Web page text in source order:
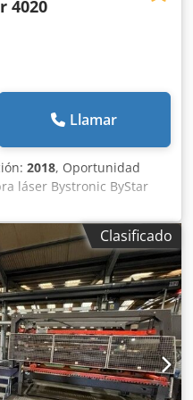
4020
Llamar
2018, Oportunidad
láser Bystronic ByStar
2000 mm y una potencia
F6000). Incluido: Cabezal
NCT zle de 64
de extracción de
Fibre 4020 Dynamic
1.3 Seguridad y
1.5 Desconexión
1.7 Control de corte
intercambiable 1.10
1.12 Calentador
de usuario de la
Clasificado